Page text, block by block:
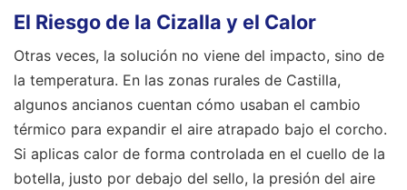
El Riesgo de la Cizalla y el Calor
Otras veces, la solución no viene del impacto, sino de
la temperatura. En las zonas rurales de Castilla,
algunos ancianos cuentan cómo usaban el cambio
térmico para expandir el aire atrapado bajo el corcho.
Si aplicas calor de forma controlada en el cuello de la
botella, justo por debajo del sello, la presión del aire